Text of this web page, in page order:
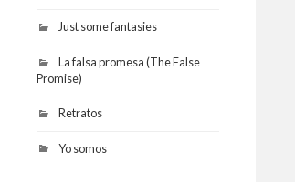
Just some fantasies
La falsa promesa (The False
Promise)
Retratos
Yo somos